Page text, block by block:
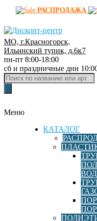
РАСПРОДАЖА
Д
и
с
к
о
т
МО, г.Красногорск,
Ильинский тупик, д.6к7
пн-пт 8:00-18:00
сб и праздничные дни
Поиск
товаров
Меню
КАТАЛОГ